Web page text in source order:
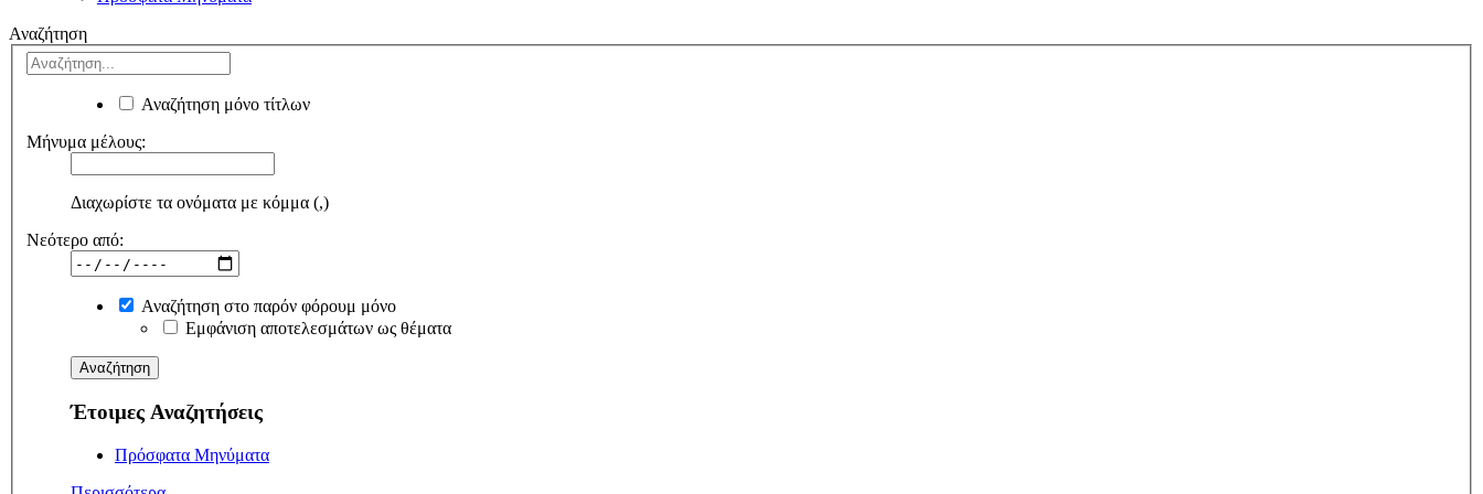
Αναζήτηση
Αναζήτηση μόνο τίτλων
Μήνυμα μέλους:
Διαχωρίστε τα ονόματα με κόμμα (,)
Νεότερο από:
Αναζήτηση στο παρόν φόρουμ μόνο
Εμφάνιση αποτελεσμάτων ως θέματα
Έτοιμες Αναζητήσεις
Πρόσφατα Μηνύματα